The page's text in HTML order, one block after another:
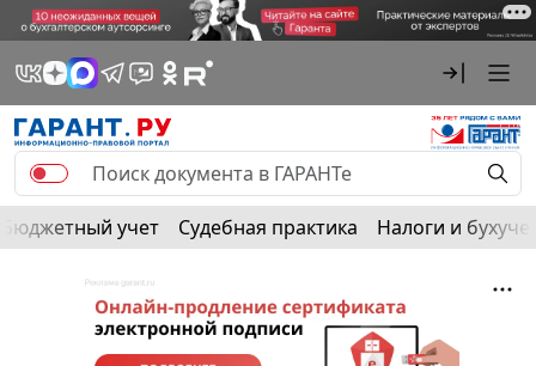
Бюджетный учет Судебная практика Налоги и